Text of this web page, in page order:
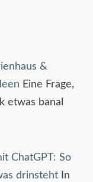
&
Eine Frage,
etwas banal
ChatGPT: So
drinsteht
In